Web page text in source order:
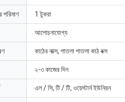
পরিমাণ 1 টুকরা
আলোচনাযোগ্য
কাঠের বাক্স, পাতলা পাতলা কাঠ বক্স
২-৩ কাজের দিন
এল / সি, টি / টি, ওয়েস্টার্ন ইউনিয়ন